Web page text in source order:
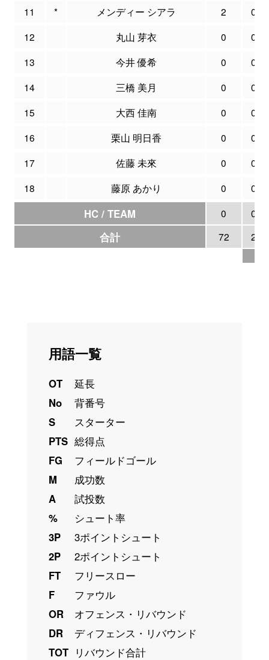
11 * メンディー シアラ 2
0
12
丸山 芽衣 0
0
13
今井 優希 0
0
14
三橋 美月 0
0
15
大西 佳南 0
0
16
栗山 明日香 0
0
17
佐藤 未來 0
0
18
藤原 あかり 0 0
HC / TEAM 0 0
合計 72 2
用語一覧
OT
延長
No
背番号
S
スターター
PTS 総得点
FG
フィールドゴール
M
成功数
A
試投数
%
シュート率
3P
3ポイントシュート
2P
2ポイントシュート
FT
フリースロー
F
ファウル
OR
オフェンス・リバウンド
DR
ディフェンス・リバウンド
TOT リバウンド合計